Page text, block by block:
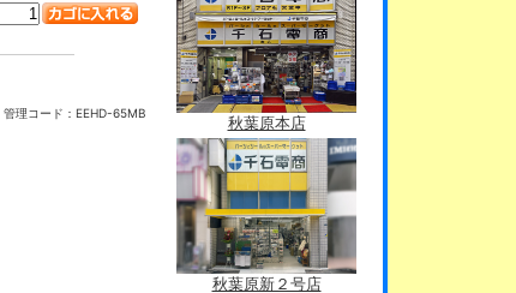
管理コード： EEHD-65MB 秋葉原本店
秋葉原新２号店